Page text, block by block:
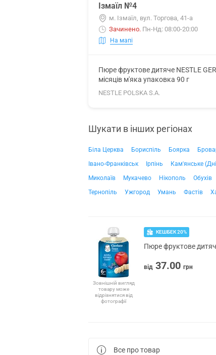
Ізмаїл №4
м. Ізмаїл, вул. Торгова, 41-а
Зачинено. Пн-Нд: 08:00-20:00
На мапі
Пюре фруктове дитяче NESTLE
місяців м'яка упаковка 90 г
NESTLE POLSKA S.A.
Шукати в інших регіонах
Біла Церква Бориспіль Боярка
Івано-Франківськ
Ірпінь Кам'янське
Миколаїв
Мукачево Нікополь Обухів
Тернопіль
Ужгород Умань Фастів
Зовнішній вигляд
товару може
відрізнятися від
фотографії
КЕШБЕК 20%
Пюре фруктове
від 37.00 грн
Все про товар